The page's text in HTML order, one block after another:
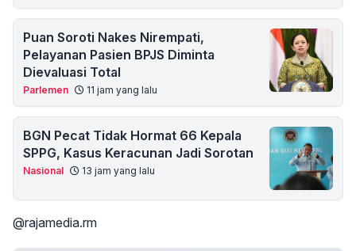
Puan Soroti Nakes Nirempati,
Pelayanan Pasien BPJS Diminta
Dievaluasi Total
Parlemen 11 jam yang lalu
BGN Pecat Tidak Hormat 66 Kepala
SPPG, Kasus Keracunan Jadi Sorotan
Nasional 13 jam yang lalu
@rajamedia.rm